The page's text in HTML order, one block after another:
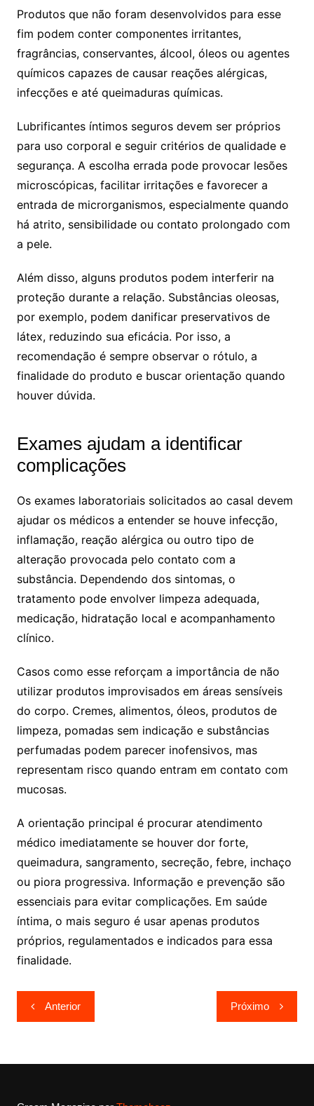
Produtos que não foram desenvolvidos para esse
fim podem conter componentes irritantes,
fragrâncias, conservantes, álcool, óleos ou agentes
químicos capazes de causar reações alérgicas,
infecções e até queimaduras químicas.
Lubrificantes íntimos seguros devem ser próprios
para uso corporal e seguir critérios de qualidade e
segurança. A escolha errada pode provocar lesões
microscópicas, facilitar irritações e favorecer a
entrada de microrganismos, especialmente quando
há atrito, sensibilidade ou contato prolongado com
a pele.
Além disso, alguns produtos podem interferir na
proteção durante a relação. Substâncias oleosas,
por exemplo, podem danificar preservativos de
látex, reduzindo sua eficácia. Por isso, a
recomendação é sempre observar o rótulo, a
finalidade do produto e buscar orientação quando
houver dúvida.
Exames ajudam a identificar
complicações
Os exames laboratoriais solicitados ao casal devem
ajudar os médicos a entender se houve infecção,
inflamação, reação alérgica ou outro tipo de
alteração provocada pelo contato com a
substância. Dependendo dos sintomas, o
tratamento pode envolver limpeza adequada,
medicação, hidratação local e acompanhamento
clínico.
Casos como esse reforçam a importância de não
utilizar produtos improvisados em áreas sensíveis
do corpo. Cremes, alimentos, óleos, produtos de
limpeza, pomadas sem indicação e substâncias
perfumadas podem parecer inofensivos, mas
representam risco quando entram em contato com
mucosas.
A orientação principal é procurar atendimento
médico imediatamente se houver dor forte,
queimadura, sangramento, secreção, febre, inchaço
ou piora progressiva. Informação e prevenção são
essenciais para evitar complicações. Em saúde
íntima, o mais seguro é usar apenas produtos
próprios, regulamentados e indicados para essa
finalidade.
Navegação
de
Anterior Próximo